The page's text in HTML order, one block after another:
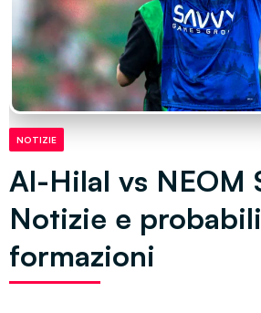
NOTIZIE
Al-Hilal vs NEOM
Notizie e probabili
formazioni